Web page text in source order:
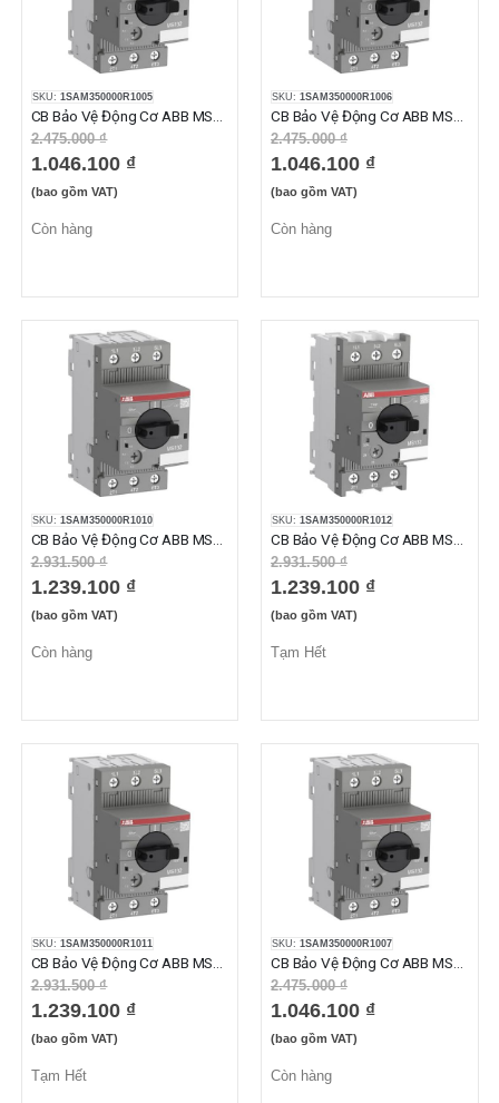
SKU: 1SAM350000R1005
2.475.000 ₫
1.046.100 ₫
(bao gồm VAT)
Còn hàng
SKU: 1SAM350000R1006
2.475.000 ₫
1.046.100 ₫
(bao gồm VAT)
Còn hàng
SKU: 1SAM350000R1010
2.931.500 ₫
1.239.100 ₫
(bao gồm VAT)
Còn hàng
SKU: 1SAM350000R1012
2.931.500 ₫
1.239.100 ₫
(bao gồm VAT)
Tạm Hết
SKU: 1SAM350000R1011
2.931.500 ₫
1.239.100 ₫
(bao gồm VAT)
Tạm Hết
SKU: 1SAM350000R1007
2.475.000 ₫
1.046.100 ₫
(bao gồm VAT)
Còn hàng